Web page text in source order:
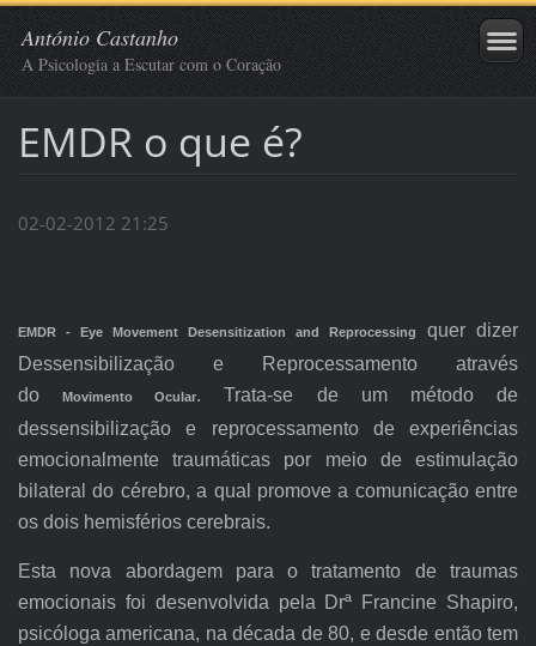
António Castanho
A Psicologia a Escutar com o Coração
EMDR o que é?
02-02-2012 21:25
EMDR - Eye Movement Desensitization and Reprocessing
quer dizer
Dessensibilização e Reprocessamento através
doMovimento Ocular. Trata-se de um método de
dessensibilização e reprocessamento de experiências
emocionalmente traumáticas por meio de estimulação
bilateral do cérebro, a qual promove a comunicação entre
os dois hemisférios cerebrais.
Esta nova abordagem para o tratamento de traumas
emocionais foi desenvolvida pela Drª Francine Shapiro,
psicóloga americana, na década de 80, e desde então tem